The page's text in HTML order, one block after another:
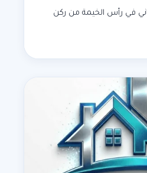
في رأس الخيمة من ركن